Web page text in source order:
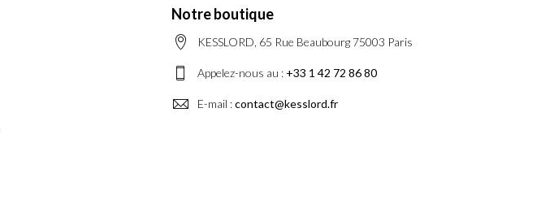
Notre boutique
KESSLORD, 65 Rue Beaubourg 75003 Paris
Appelez-nous au : +33 1 42 72 86 80
E-mail :contact@kesslord.fr